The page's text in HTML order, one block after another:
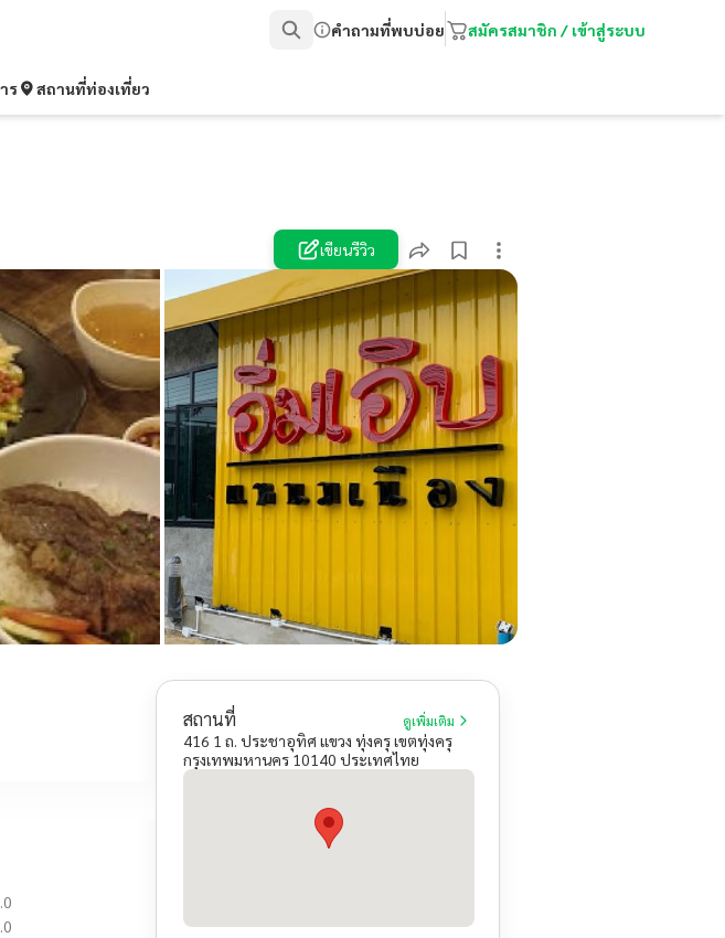
คำถามที่พบบ่อย สมัครสมาชิก / เข้าสู่ระบบ
ร สถานที่ท่องเที่ยว
เขียนรีวิว
สถานที่ ดูเพิ่มเติม
416 1 ถ. ประชาอุทิศ แขวง ทุ่งครุ เขตทุ่งครุ
กรุงเทพมหานคร 10140 ประเทศไทย